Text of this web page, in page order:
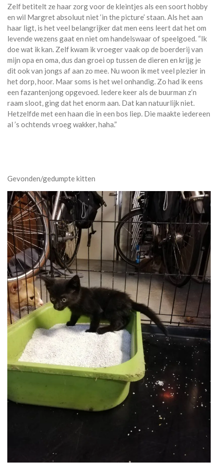
Zelf betitelt ze haar zorg voor de kleintjes als een soort hobby
en wil Margret absoluut niet ‘in the picture’ staan. Als het aan
haar ligt, is het veel belangrijker dat men eens leert dat het om
levende wezens gaat en niet om handelswaar of speelgoed. “Ik
doe wat ik kan. Zelf kwam ik vroeger vaak op de boerderij van
mijn opa en oma, dus dan groei op tussen de dieren en krijg je
dit ook van jongs af aan zo mee. Nu woon ik met veel plezier in
het dorp, hoor. Maar soms is het wel onhandig. Zo had ik eens
een fazantenjong opgevoed. Iedere keer als de buurman z’n
raam sloot, ging dat het enorm aan. Dat kan natuurlijk niet.
Hetzelfde met een haan die in een bos liep. Die maakte iedereen
al ’s ochtends vroeg wakker, haha.”
Gevonden/gedumpte kitten